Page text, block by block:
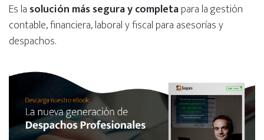
Es la solución más segura y completapara la gestión
contable, financiera, laboral y fiscal para asesorías y
despachos.